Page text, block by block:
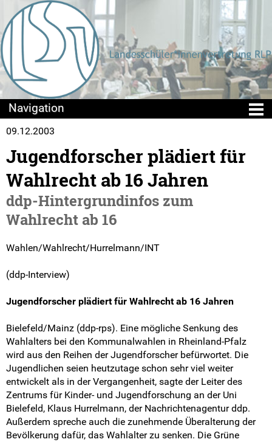
Die LSV
Positionen & Lesestoff
Beschlusslage
Stellungnahmen
Publikationen
Pressemitteilungen
Mach mit!
SV-Arbeit vor Ort
Du hast Recht(e)
Weitersurfen
09.12.2003
Jugendforscher plädiert für
Wahlrecht ab 16 Jahren
ddp-Hintergrundinfos zum
Wahlrecht ab 16
Wahlen/Wahlrecht/Hurrelmann/INT
(ddp-Interview)
Jugendforscher plädiert für Wahlrecht ab 16 Jahren
Bielefeld/Mainz (ddp-rps). Eine mögliche Senkung des
Wahlalters bei den Kommunalwahlen in Rheinland-Pfalz
wird aus den Reihen der Jugendforscher befürwortet. Die
Jugendlichen seien heutzutage schon sehr viel weiter
entwickelt als in der Vergangenheit, sagte der Leiter des
Zentrums für Kinder- und Jugendforschung an der Uni
Bielefeld, Klaus Hurrelmann, der Nachrichtenagentur ddp.
Außerdem spreche auch die zunehmende Überalterung der
Bevölkerung dafür, das Wahlalter zu senken. Die Grüne